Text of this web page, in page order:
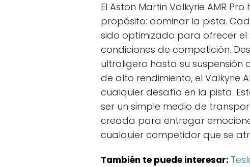
El Aston Martin Valkyrie AMR
propósito: dominar la pista.
sido optimizado para ofrecer el
condiciones de competición.
ultraligero hasta su suspensión
de alto rendimiento, el Valkyrie
cualquier desafío en la pista.
ser un simple medio de
creada para entregar
cualquier competidor que se
También te puede interesar: